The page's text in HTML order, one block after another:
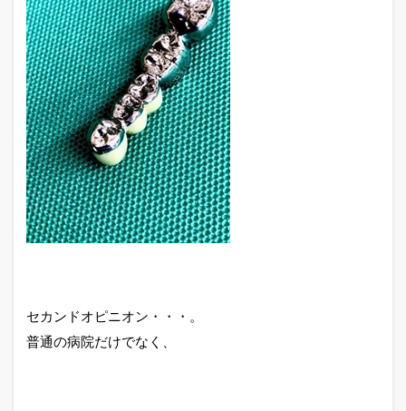
セカンドオピニオン・・・。
普通の病院だけでなく、